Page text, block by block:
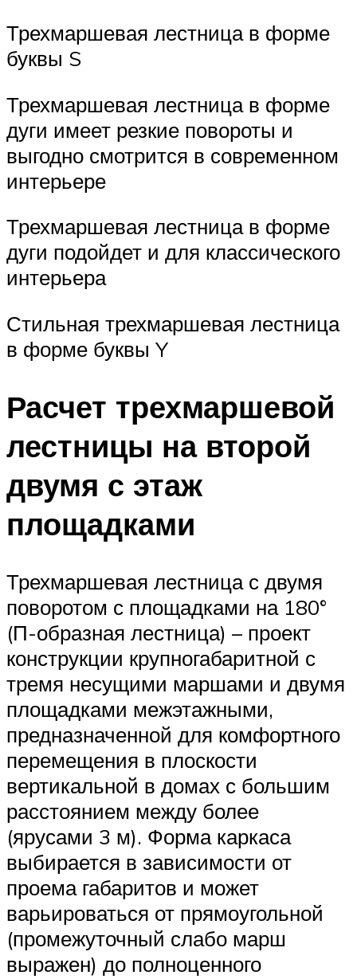
Трехмаршевая лестница в форме
буквы S
Трехмаршевая лестница в форме
дуги имеет резкие повороты и
выгодно смотрится в современном
интерьере
Трехмаршевая лестница в форме
дуги подойдет и для классического
интерьера
Стильная трехмаршевая лестница
в форме буквы Y
Расчет трехмаршевой
лестницы на второй
двумя с этаж
площадками
Трехмаршевая лестница с двумя
поворотом с площадками на 180°
(П-образная лестница) – проект
конструкции крупногабаритной с
тремя несущими маршами и двумя
площадками межэтажными,
предназначенной для комфортного
перемещения в плоскости
вертикальной в домах с большим
расстоянием между более
(ярусами 3 м). Форма каркаса
выбирается в зависимости от
проема габаритов и может
варьироваться от прямоугольной
(промежуточный слабо марш
выражен) до полноценного